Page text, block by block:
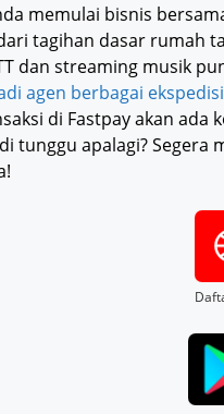
memulai bisnis
tagihan dasar rumah
dan streaming musik
agen berbagai ekspedisi
di Fastpay akan ada
tunggu apalagi? Segera